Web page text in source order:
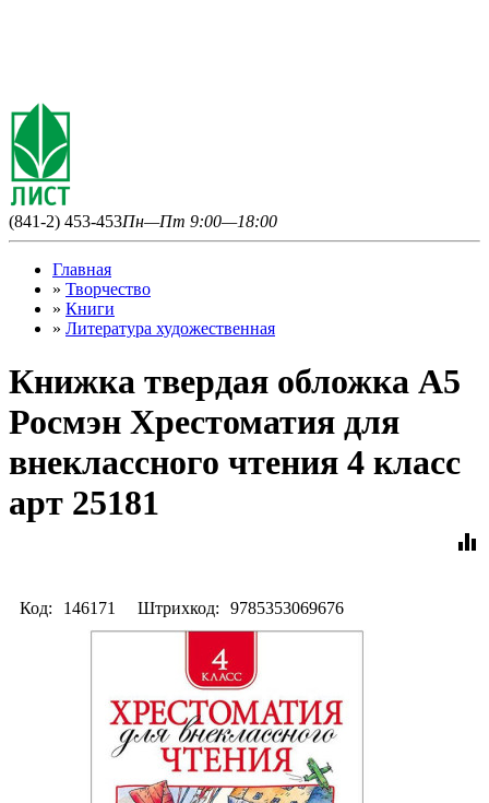
(841-2) 453-453Пн—Пт 9:00—18:00
Главная
» Творчество
» Книги
» Литература художественная
Книжка твердая обложка А5
Росмэн Хрестоматия для
внеклассного чтения 4 класс
арт 25181
equalizer
Код: 146171 Штрихкод: 9785353069676